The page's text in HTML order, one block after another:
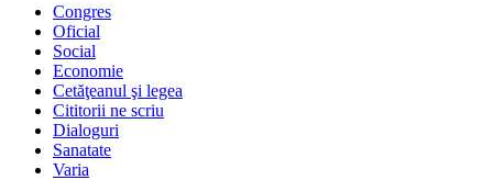
Congres
Oficial
Social
Economie
Cetăţeanul şi legea
Cititorii ne scriu
Dialoguri
Sanatate
Varia